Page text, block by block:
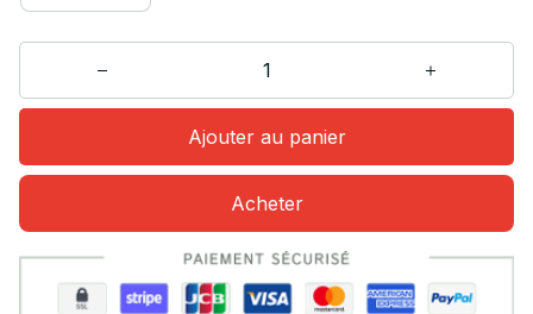
Ajouter au panier
Acheter